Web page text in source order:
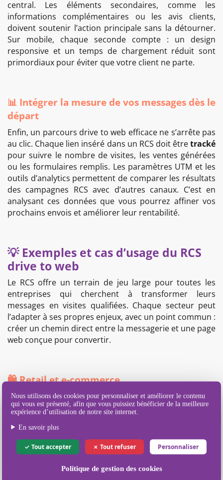
Nous utilisons des cookies pour personnaliser et améliorer le contenu
qui vous est présenté, afin que vous puissiez bénéficier de la meilleure
expérience d’utilisation de notre site internet.
En savoir plus
Tout accepter Tout refuser Personnaliser
Politique de gestion des cookies
central. Les éléments secondaires, comme les
informations complémentaires ou les avis clients,
doivent soutenir l’action principale sans la détourner.
Sur mobile, chaque seconde compte : un design
responsive et un temps de chargement réduit sont
primordiaux pour éviter que votre client ne parte.
📊 Intégrer la mesure de vos messages dès le
départ
Enfin, un parcours drive to web efficace ne s’arrête pas
au clic. Chaque lien inséré dans un RCS doit êtretracké
pour suivre le nombre de visites, les ventes générées
ou les formulaires remplis. Les paramètres UTM et les
outils d’analytics permettent de comparer les résultats
des campagnes RCS avec d’autres canaux. C’est en
analysant ces données que vous pourrez affiner vos
prochains envois et améliorer leur rentabilité.
💡 Exemples et cas d’usage du RCS
drive to web
Le RCS offre un terrain de jeu large pour toutes les
entreprises qui cherchent à transformer leurs
messages en visites qualifiées. Chaque secteur peut
l’adapter à ses propres enjeux, avec un point commun :
créer un chemin direct entre la messagerie et une page
web conçue pour convertir.
🛍️ Retail et e-commerce
Une enseigne de mode peut envoyer un carrousel
présentant trois articles soldés. Chaque visuel est
accompagné d’un bouton «
la fiche produit correspondante. En un clic, le client
arrive directement sur la page concernée, sans passer
par la navigation générale du site.